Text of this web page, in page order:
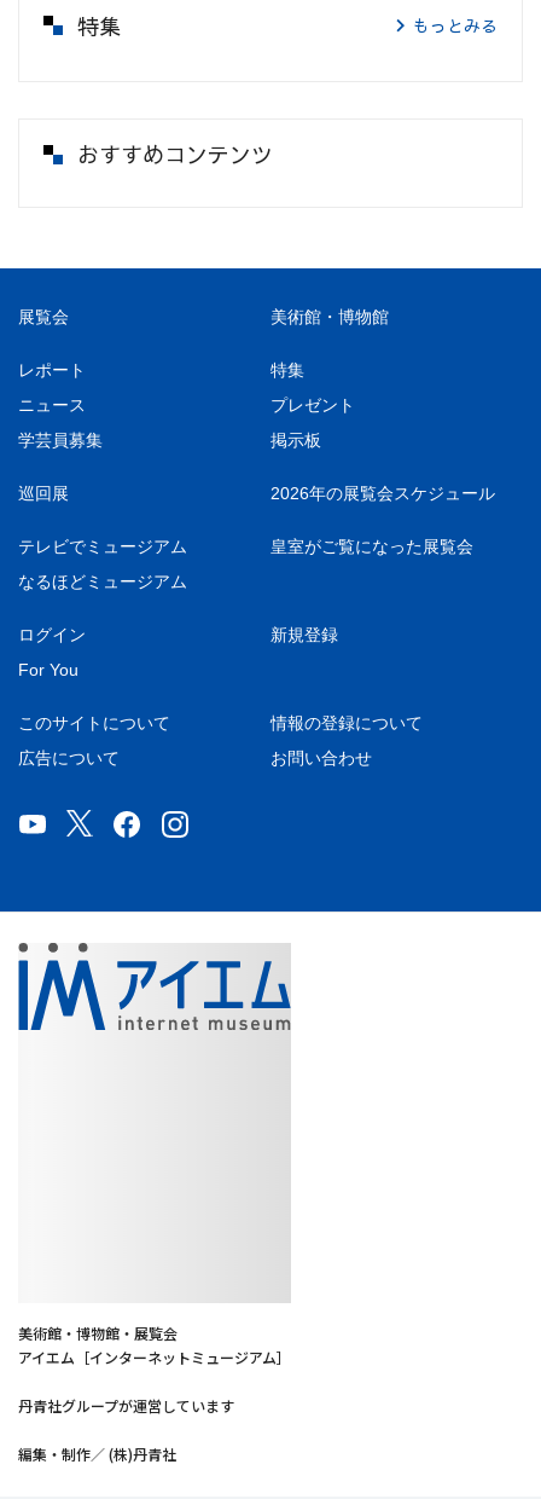
特集 もっとみる
おすすめコンテンツ
展覧会 美術館・博物館
レポート
特集
ニュース
プレゼント
学芸員募集
掲示板
巡回展 2026年の展覧会スケジュール
テレビでミュージアム
皇室がご覧になった展覧会
なるほどミュージアム
ログイン
新規登録
For You
このサイトについて
情報の登録について
広告について
お問い合わせ
美術館・博物館・展覧会
アイエム［インターネットミュージアム］
丹青社グループが運営しています
編集・制作／ (株)丹青社